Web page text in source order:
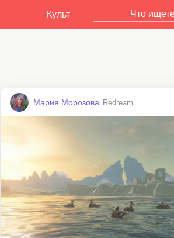
Культ
Мария Морозова Redream